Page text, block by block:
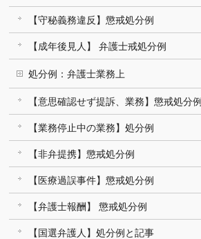
【守秘義務違反】懲戒処分例
【成年後見人】 弁護士戒処分例
処分例：弁護士業務上
【意思確認せず提訴、業務】懲戒処分例
【業務停止中の業務】処分例
【非弁提携】懲戒処分例
【医療過誤事件】懲戒処分例
【弁護士報酬】 懲戒処分例
【国選弁護人】処分例と記事